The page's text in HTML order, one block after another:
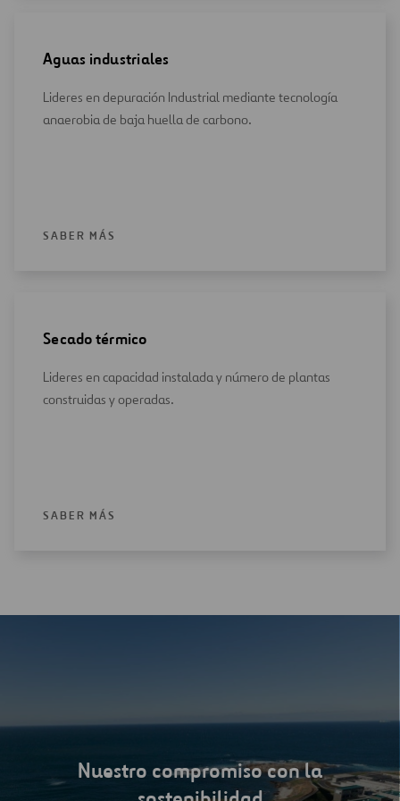
Aguas industriales
Lideres en depuración Industrial mediante tecnología
anaerobia de baja huella de carbono.
SABER MÁS
Secado térmico
Lideres en capacidad instalada y número de plantas
construidas y operadas.
SABER MÁS
Nuestro compromiso con la